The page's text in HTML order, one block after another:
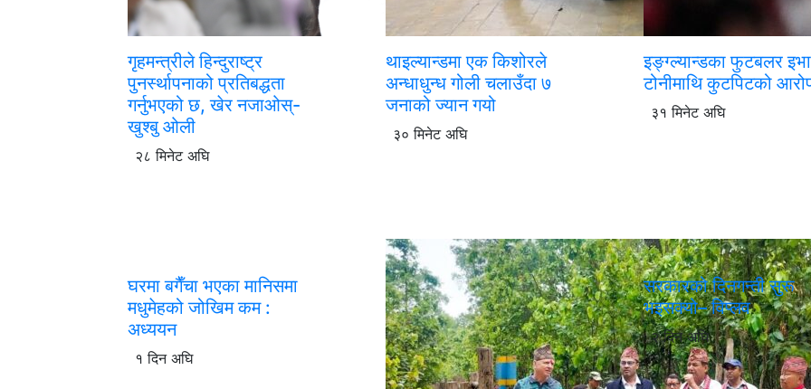
गृहमन्त्रीले हिन्दुराष्ट्र
पुनर्स्थापनाको प्रतिबद्धता
गर्नुभएको छ, खेर नजाओस्-
खुश्बु ओली
२८ मिनेट अघि
थाइल्यान्डमा एक किशोरले
अन्धाधुन्ध गोली चलाउँदा ७
जनाको ज्यान गयो
३० मिनेट अघि
इङ्ग्ल्यान्डका फुटबलर
टोनीमाथि कुटपिटको
३१ मिनेट अघि
घरमा बगैँचा भएका मानिसमा
मधुमेहको जोखिम कम :
अध्ययन
१ दिन अघि
सरकारको दिनगन्ती सुरू
भइसक्यो– विप्लव
२ दिन अघि